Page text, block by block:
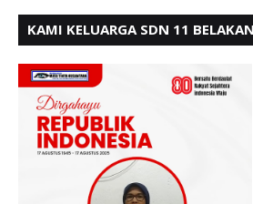
KAMI KELUARGA SDN 11